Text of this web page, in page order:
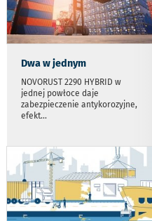
Dwa w jednym
NOVORUST 2290 HYBRID w
jednej powłoce daje
zabezpieczenie antykorozyjne,
efekt...